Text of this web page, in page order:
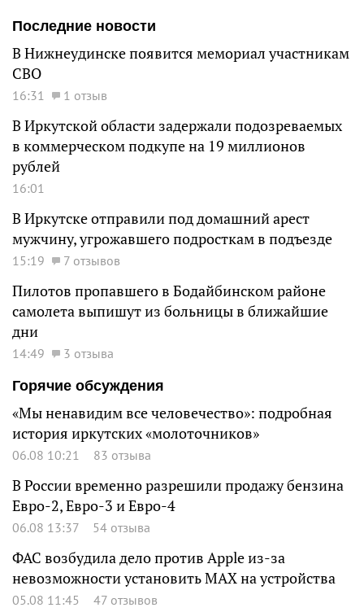
Последние новости
В Нижнеудинске появится мемориал участникам
СВО
16:31 1 отзыв
В Иркутской области задержали подозреваемых
в коммерческом подкупе на 19 миллионов
рублей
16:01
В Иркутске отправили под домашний арест
мужчину, угрожавшего подросткам в подъезде
15:19 7 отзывов
Пилотов пропавшего в Бодайбинском районе
самолета выпишут из больницы в ближайшие
дни
14:49
3 отзыва
Горячие обсуждения
«Мы ненавидим все человечество»: подробная
история иркутских «молоточников»
06.08 10:21 83 отзыва
В России временно разрешили продажу бензина
Евро-2, Евро-3 и Евро-4
06.08 13:37 54 отзыва
ФАС возбудила дело против Apple из-за
невозможности установить MAX на устройства
05.08 11:45 47 отзывов